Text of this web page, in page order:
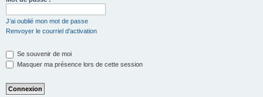
J’ai oublié mon mot de passe
Renvoyer le courriel d’activation
Se souvenir de moi
Masquer ma présence lors de cette session